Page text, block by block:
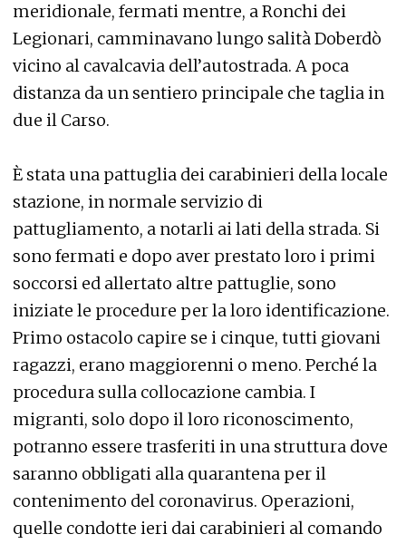
meridionale, fermati mentre, a Ronchi dei
Legionari, camminavano lungo salità Doberdò
vicino al cavalcavia dell’autostrada. A poca
distanza da un sentiero principale che taglia in
due il Carso.
È stata una pattuglia dei carabinieri della locale
stazione, in normale servizio di
pattugliamento, a notarli ai lati della strada. Si
sono fermati e dopo aver prestato loro i primi
soccorsi ed allertato altre pattuglie, sono
iniziate le procedure per la loro identificazione.
Primo ostacolo capire se i cinque, tutti giovani
ragazzi, erano maggiorenni o meno. Perché la
procedura sulla collocazione cambia. I
migranti, solo dopo il loro riconoscimento,
potranno essere trasferiti in una struttura dove
saranno obbligati alla quarantena per il
contenimento del coronavirus. Operazioni,
quelle condotte ieri dai carabinieri al comando